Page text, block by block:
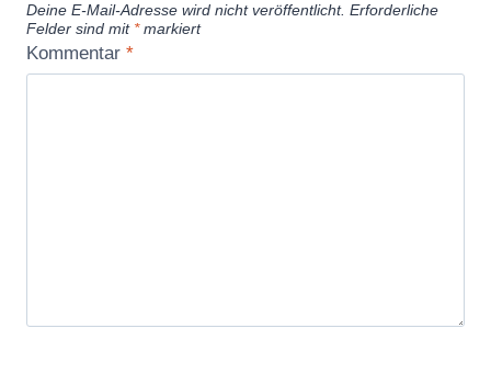
Deine E-Mail-Adresse wird nicht veröffentlicht. Erforderliche
Felder sind mit *markiert
Kommentar *